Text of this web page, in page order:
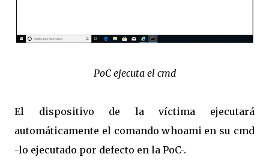
PoC ejecuta el cmd
El dispositivo de la víctima ejecutará
automáticamente el comando whoami en su cmd
-lo ejecutado por defecto en la PoC-.